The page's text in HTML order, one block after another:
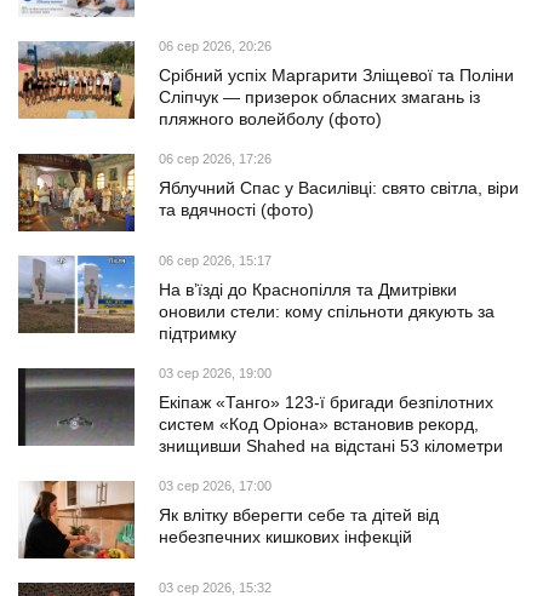
06 сер 2026, 20:26
Срібний успіх Маргарити Зліщевої та Поліни
Сліпчук — призерок обласних змагань із
пляжного волейболу (фото)
06 сер 2026, 17:26
Яблучний Спас у Василівці: свято світла, віри
та вдячності (фото)
06 сер 2026, 15:17
На в’їзді до Краснопілля та Дмитрівки
оновили стели: кому спільноти дякують за
підтримку
03 сер 2026, 19:00
Екіпаж «Танго» 123-ї бригади безпілотних
систем «Код Оріона» встановив рекорд,
знищивши Shahed на відстані 53 кілометри
03 сер 2026, 17:00
Як влітку вберегти себе та дітей від
небезпечних кишкових інфекцій
03 сер 2026, 15:32